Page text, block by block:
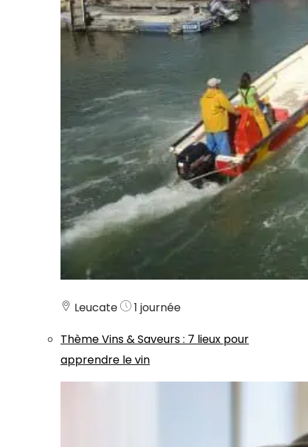
Leucate
1 journée
ThèmeVins & Saveurs: 7 lieux pour
apprendre le vin